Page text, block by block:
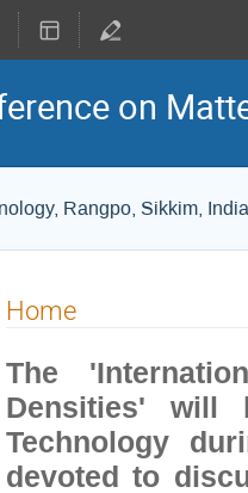
on
Rangpo, Sikkim, India
Home
The
Densities' will
Technology
devoted to